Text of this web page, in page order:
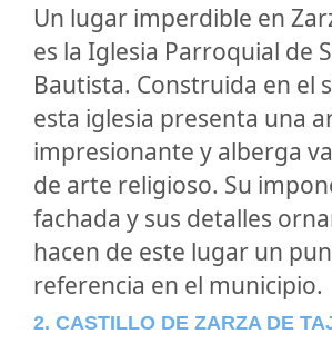
Un lugar imperdible en
es la Iglesia Parroquial de
Bautista. Construida en el
esta iglesia presenta una
impresionante y alberga
de arte religioso. Su
fachada y sus detalles
hacen de este lugar un
referencia en el municipio.
2. CASTILLO DE ZARZA DE